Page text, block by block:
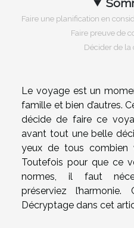
Faire une planification en
Faire preuve de
Décider de la
Le voyage est un
famille et bien d’autres.
décide de faire ce
avant tout une belle
yeux de tous combien
Toutefois pour que ce
normes, il faut
préserviez l’harmonie.
Décryptage dans cet